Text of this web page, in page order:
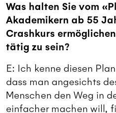
Was halten Sie vom
Akademikern ab 55
Crashkurs
tätig zu sein?
E: Ich kenne diesen
dass man angesichts
Menschen den Weg in
einfacher machen will,